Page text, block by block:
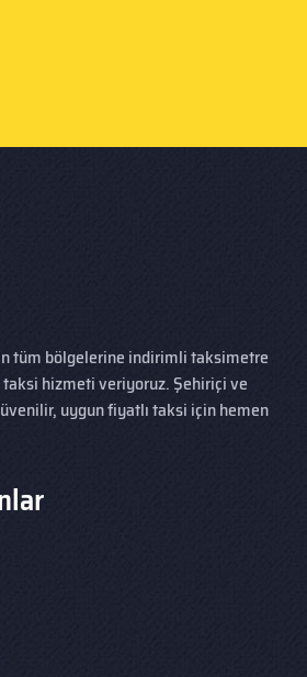
tüm bölgelerine indirimli taksimetre
hizmeti veriyoruz. Şehiriçi ve
uygun fiyatlı taksi için hemen